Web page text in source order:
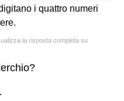
i quattro numeri
la risposta completa su